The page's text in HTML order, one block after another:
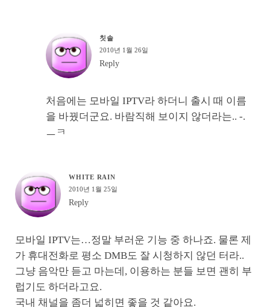
칫솔
2010년 1월 26일
Reply
처음에는 모바일 IPTV라 하더니 출시 때 이름
을 바꿨더군요. 바람직해 보이지 않더라는.. -.
ㅡㅋ
WHITE RAIN
2010년 1월 25일
Reply
모바일 IPTV는…정말 부러운 기능 중 하나죠. 물론 제
가 휴대전화로 평소 DMB도 잘 시청하지 않던 터라..
그냥 음악만 듣고 마는데, 이용하는 분들 보면 괜히 부
럽기도 하더라고요.
국내 채널을 좀더 넓히면 좋을 것 같아요.